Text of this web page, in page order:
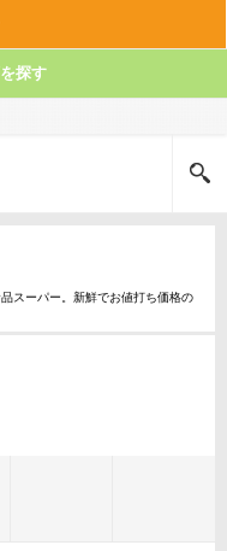
探す
スーパー。新鮮でお値打ち価格の